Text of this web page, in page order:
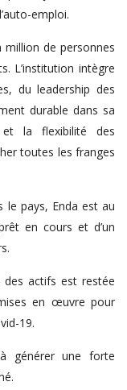
emploi.
million de personnes
L’institution intègre
du leadership des
durable dans sa
et la flexibilité des
toutes les franges
le pays, Enda est au
en cours et d’un
des actifs est restée
en œuvre pour
19.
générer une forte